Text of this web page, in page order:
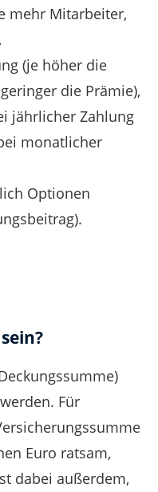
mehr Mitarbeiter,
(je höher die
die Prämie),
jährlicher Zahlung
monatlicher
Optionen
Für
Euro ratsam,
dabei außerdem,